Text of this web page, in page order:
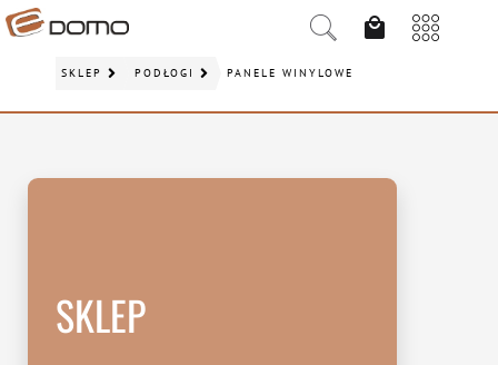
SKLEP PODŁOGI PANELE WINYLOWE
SKLEP